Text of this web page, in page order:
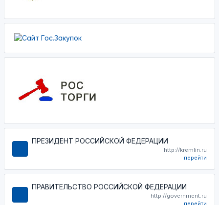
ПРЕЗИДЕНТ РОССИЙСКОЙ ФЕДЕРАЦИИ
http://kremlin.ru
перейти
ПРАВИТЕЛЬСТВО РОССИЙСКОЙ ФЕДЕРАЦИИ
http://government.ru